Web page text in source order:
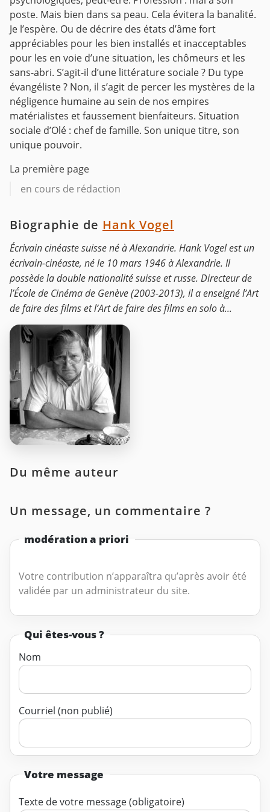
poste. Mais bien dans sa peau. Cela évitera la banalité.
Je l’espère. Ou de décrire des états d’âme fort
appréciables pour les bien installés et inacceptables
pour les en voie d’une situation, les chômeurs et les
sans-abri. S’agit-il d’une littérature sociale ? Du type
évangéliste ? Non, il s’agit de percer les mystères de la
négligence humaine au sein de nos empires
matérialistes et faussement bienfaiteurs. Situation
sociale d’Olé : chef de famille. Son unique titre, son
unique pouvoir.
La première page
en cours de rédaction
Biographie de Hank Vogel
Écrivain cinéaste suisse né à Alexandrie. Hank Vogel est un
écrivain-cinéaste, né le 10 mars 1946 à Alexandrie. Il
possède la double nationalité suisse et russe. Directeur de
l’École de Cinéma de Genève (2003-2013), il a enseigné l’Art
de faire des films et l’Art de faire des films en solo à...
Du même auteur
Un message, un commentaire ?
modération a priori
Votre contribution n’apparaîtra qu’après avoir été
validée par un administrateur du site.
Qui êtes-vous ?
Nom
Courriel (non publié)
Votre message
Texte de votre message (obligatoire)